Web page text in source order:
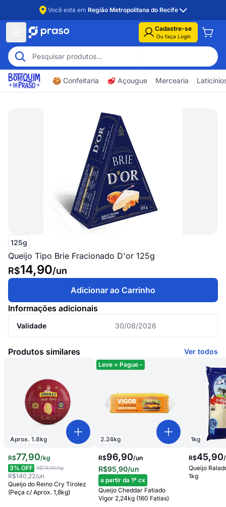
Você está em Região Metropolitana do Recife
Cadastre-se
Ou faça Login
🍪 Confeitaria 🥩 Açougue Mercearia
Informações adicionais
Validade 30/08/2026
125g
Queijo Tipo Brie Fracionado D'or 125g
R$14,90/un
Adicionar ao Carrinho
Produtos similares Ver todos
Aprox. 1.8kg
R$77,90/kg
3% OFF R$79,90/kg
R$140,22/un
Queijo do Reino Cry Tirolez
(Peça c/ Aprox. 1,8kg)
2.24kg
Leve + Pague -
R$96,90/un
R$95,90/un
a partir da 1ª cx
Queijo Cheddar Fatiado
Vigor 2,24kg (160 Fatias)
1kg
R$45,90/
Queijo
1kg